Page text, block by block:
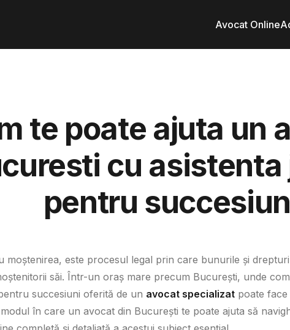
Avocat Online
te poate ajuta un
cu
pentru
moștenirea, este procesul legal prin care bunurile și
săi. Într-un oraș mare precum București, unde
succesiuni oferită de un avocat specializat poate
în care un avocat din București te poate ajuta să